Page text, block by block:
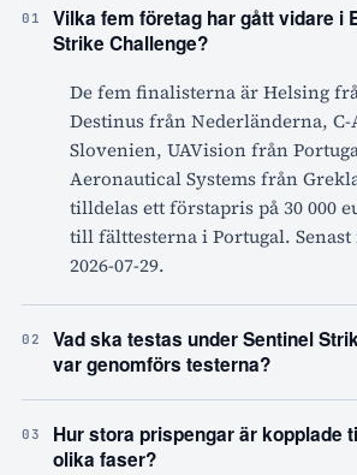
01
Vilka fem företag har gått vidare i
Strike Challenge?
De fem finalisterna är Helsing
Destinus från Nederländerna,
Slovenien, UAVision från
Aeronautical Systems från
tilldelas ett förstapris på 30 000
till fälttesterna i Portugal. Senast
2026-07-29.
02
Vad ska testas under Sentinel
var genomförs testerna?
03
Hur stora prispengar är kopplade
olika faser?